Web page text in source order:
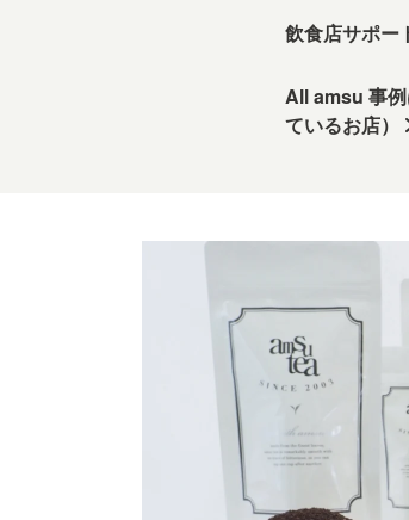
飲食店サポー
All amsu 事
ているお店）